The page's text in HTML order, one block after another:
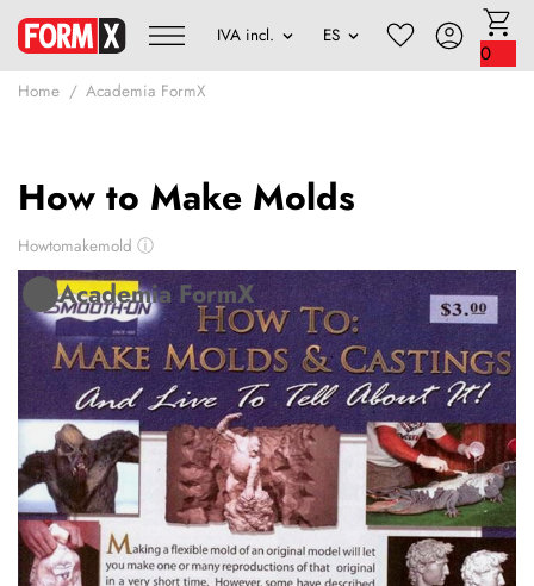
0
Home Academia FormX
How to Make Molds
Howtomakemold ⓘ
Academia FormX